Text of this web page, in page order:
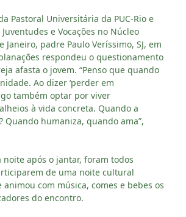
Pastoral Universitária da PUC-Rio e
e Vocações no Núcleo
Janeiro, padre Paulo Veríssimo, SJ, em
respondeu o questionamento
afasta o jovem. “Penso que quando
Ao dizer ‘perder em
também optar por viver
à vida concreta. Quando a
Quando humaniza, quando ama”,
noite após o jantar, foram todos
de uma noite cultural
com música, comes e bebes os
do encontro.